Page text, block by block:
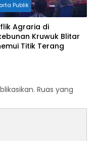
Publik
Agraria di
Kruwuk Blitar
Titik Terang
Ruas yang